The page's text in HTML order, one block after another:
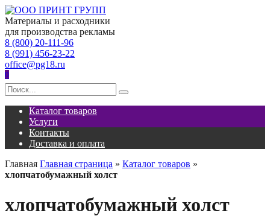
Перейти
к
содержанию
Материалы и расходники
для производства рекламы
8 (800) 20-111-96
8 (991) 456-23-22
office@pg18.ru
0
Search
for:
Каталог товаров
Услуги
Контакты
Доставка и оплата
Главная Главная страница » Каталог товаров »
хлопчатобумажный холст
хлопчатобумажный холст